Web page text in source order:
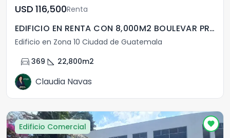
USD	116,500Renta
EDIFICIO EN RENTA CON 8,000M2 BOULEVAR PROCERES ZONA 10
Edificio en Zona 10 Ciudad de Guatemala
directions_car 369 square_foot 22,800m2
Claudia Navas
Edificio Comercial